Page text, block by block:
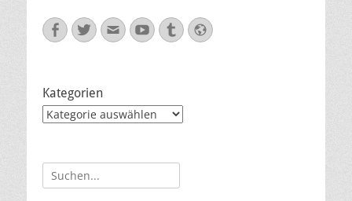
Facebook
Twitter
E-
Mail
YouTube
TumblrWebsite
Kategorien
Kategorien
Suche
nach: